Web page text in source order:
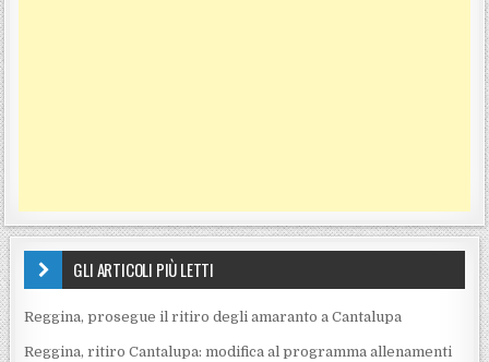
GLI ARTICOLI PIÙ LETTI
Reggina, prosegue il ritiro degli amaranto a Cantalupa
Reggina, ritiro Cantalupa: modifica al programma allenamenti